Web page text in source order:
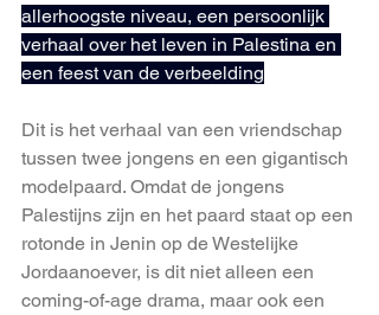
allerhoogste niveau, een persoonlijk
verhaal over het leven in Palestina en
een feest van de verbeelding
Dit is het verhaal van een vriendschap
tussen twee jongens en een gigantisch
modelpaard. Omdat de jongens
Palestijns zijn en het paard staat op een
rotonde in Jenin op de Westelijke
Jordaanoever, is dit niet alleen een
coming-of-age drama, maar ook een